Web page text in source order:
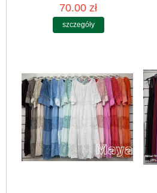
70.00 zł
szczegóły